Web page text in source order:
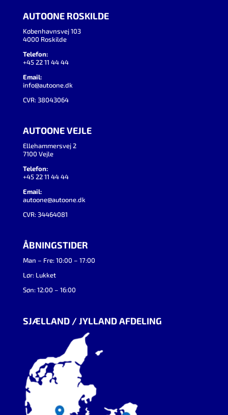
AUTOONE ROSKILDE
Københavnsvej 103
4000 Roskilde
Telefon:
+45 22 11 44 44
Email:
info@autoone.dk
CVR: 38043064
AUTOONE VEJLE
Ellehammersvej 2
7100 Vejle
Telefon:
+45 22 11 44 44
Email:
autoone@autoone.dk
CVR: 34464081
ÅBNINGSTIDER
Man – Fre: 10:00 – 17:00
Lør: Lukket
Søn: 12:00 – 16:00
SJÆLLAND / JYLLAND AFDELING